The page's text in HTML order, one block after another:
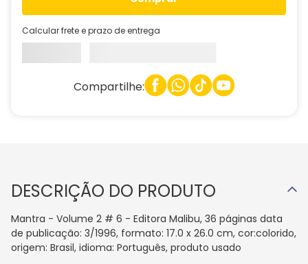
Calcular frete e prazo de entrega
Compartilhe:
DESCRIÇÃO DO PRODUTO
Mantra - Volume 2 # 6 - Editora Malibu, 36 páginas data
de publicação: 3/1996, formato: 17.0 x 26.0 cm, cor:colorido,
origem: Brasil, idioma: Português, produto usado